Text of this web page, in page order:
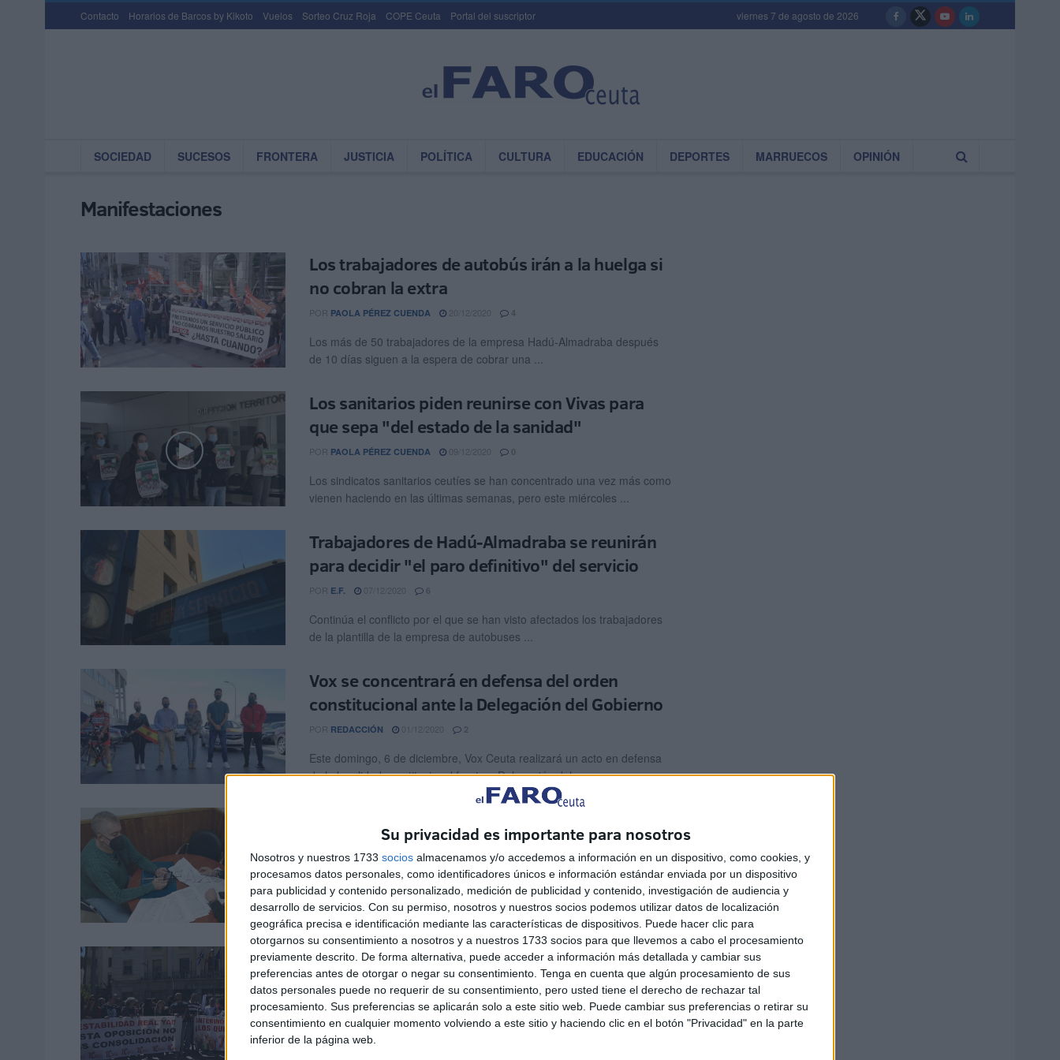
Su privacidad es importante para nosotros
Nosotros y nuestros 1733 socios almacenamos y/o accedemos a información en un dispositivo, como cookies, y
procesamos datos personales, como identificadores únicos e información estándar enviada por un dispositivo
para publicidad y contenido personalizado, medición de publicidad y contenido, investigación de audiencia y
desarrollo de servicios. Con su permiso, nosotros y nuestros socios podemos utilizar datos de localización
geográfica precisa e identificación mediante las características de dispositivos. Puede hacer clic para
otorgarnos su consentimiento a nosotros y a nuestros 1733 socios para que llevemos a cabo el procesamiento
previamente descrito. De forma alternativa, puede acceder a información más detallada y cambiar sus
preferencias antes de otorgar o negar su consentimiento. Tenga en cuenta que algún procesamiento de sus
datos personales puede no requerir de su consentimiento, pero usted tiene el derecho de rechazar tal
procesamiento. Sus preferencias se aplicarán solo a este sitio web. Puede cambiar sus preferencias o retirar su
consentimiento en cualquier momento volviendo a este sitio y haciendo clic en el botón "Privacidad" en la parte
inferior de la página web.
Contacto Horarios de Barcos by Kikoto Vuelos Sorteo Cruz Roja COPE Ceuta Portal del suscriptor viernes 7 de agosto de 2026
SOCIEDAD SUCESOS FRONTERA JUSTICIA POLÍTICA CULTURA EDUCACIÓN DEPORTES MARRUECOS OPINIÓN
Manifestaciones
Los trabajadores de autobús irán a la huelga si
no cobran la extra
POR PAOLA PÉREZ CUENDA 4
Los más de 50 trabajadores de la empresa Hadú-Almadraba después
de 10 días siguen a la espera de cobrar una ...
Los sanitarios piden reunirse con Vivas para
que sepa "del estado de la sanidad"
POR PAOLA PÉREZ CUENDA 0
Los sindicatos sanitarios ceutíes se han concentrado una vez más como
vienen haciendo en las últimas semanas, pero este miércoles ...
Trabajadores de Hadú-Almadraba se reunirán
para decidir "el paro definitivo" del servicio
POR E.F. 07/12/2020 6
Continúa el conflicto por el que se han visto afectados los trabajadores
de la plantilla de la empresa de autobuses ...
Vox se concentrará en defensa del orden
constitucional ante la Delegación del Gobierno
POR REDACCIÓN 2
Este domingo, 6 de diciembre, Vox Ceuta realizará un acto en defensa
de la legalidad constitucional frente a Delegación del ...
empresa de autobuses Hadú-Almadraba
POR 29/11/2020
Desde la FSC-CCOO de Ceuta han informado este domingo a través de
un comunicado oficial de que la plantilla de ...
Los interinos sin vacante siguen arrastrando
nóminas sin cobrar
POR E.F. 28/11/2020 2
Más de un centenar de los maestros y profesores que trabajan como